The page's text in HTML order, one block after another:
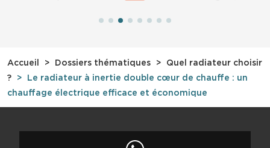
Accueil Dossiers thématiques
Quel radiateur choisir
?
Le radiateur à inertie double cœur de chauffe : un
chauffage électrique efficace et économique